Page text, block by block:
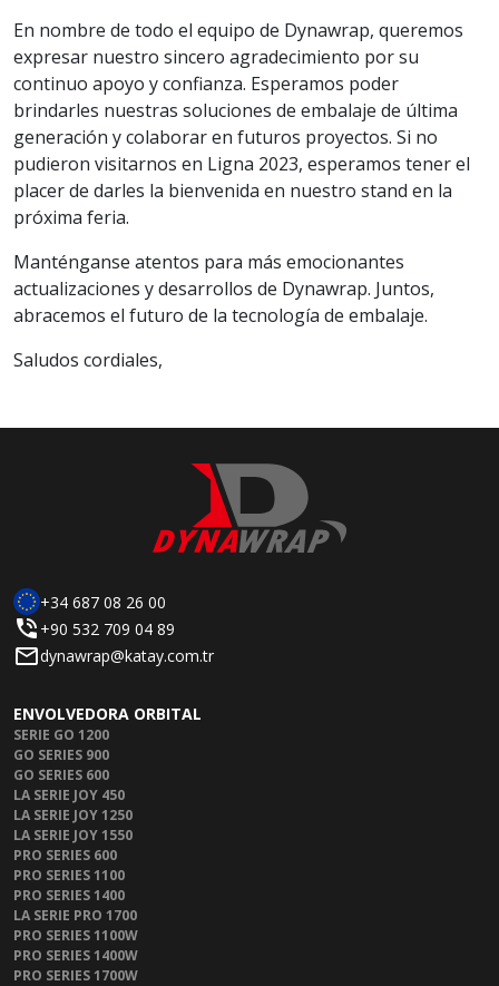
En nombre de todo el equipo de Dynawrap, queremos
expresar nuestro sincero agradecimiento por su
continuo apoyo y confianza. Esperamos poder
brindarles nuestras soluciones de embalaje de última
generación y colaborar en futuros proyectos. Si no
pudieron visitarnos en Ligna 2023, esperamos tener el
placer de darles la bienvenida en nuestro stand en la
próxima feria.
Manténganse atentos para más emocionantes
actualizaciones y desarrollos de Dynawrap. Juntos,
abracemos el futuro de la tecnología de embalaje.
Saludos cordiales,
+34 687 08 26 00
+90 532 709 04 89
dynawrap@katay.com.tr
ENVOLVEDORA ORBITAL
SERIE GO 1200
GO SERIES 900
GO SERIES 600
LA SERIE JOY 450
LA SERIE JOY 1250
LA SERIE JOY 1550
PRO SERIES 600
PRO SERIES 1100
PRO SERIES 1400
LA SERIE PRO 1700
PRO SERIES 1100W
PRO SERIES 1400W
PRO SERIES 1700W